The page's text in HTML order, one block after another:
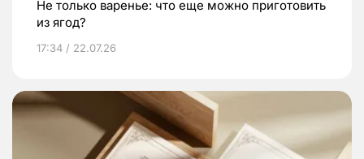
Не только варенье: что еще можно приготовить
из ягод?
17:34 / 22.07.26